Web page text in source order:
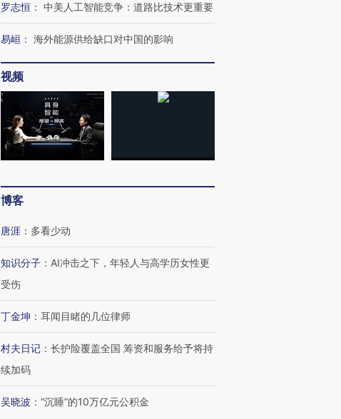
罗志恒 ： 中美人工智能竞争：道路比技术更重要
易峘 ： 海外能源供给缺口对中国的影响
视频
博客
唐涯 ： 多看少动
知识分子 ： AI冲击之下，年轻人与高学历女性更
受伤
丁金坤 ： 耳闻目睹的几位律师
村夫日记 ： 长护险覆盖全国 筹资和服务给予将持
续加码
吴晓波 ： “沉睡”的10万亿元公积金